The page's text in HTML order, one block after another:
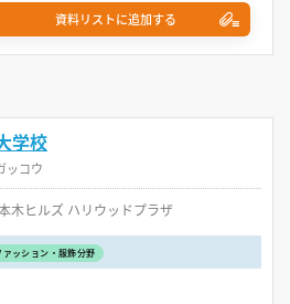
資料リストに追加する
学校
ッコウ
ヒルズ ハリウッドプラザ
ァッション・服飾分野